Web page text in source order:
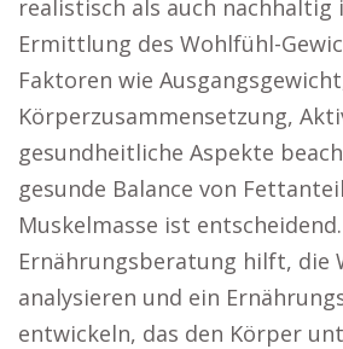
realistisch als auch nachhaltig
Ermittlung des Wohlfühl-
Faktoren wie
Körperzusammensetzung,
gesundheitliche Aspekte
gesunde Balance von
Muskelmasse ist
Ernährungsberatung hilft, die
analysieren und ein
entwickeln, das den Körper